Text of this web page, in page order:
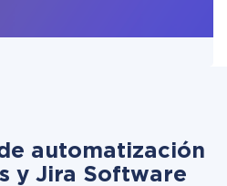
automatización
y Jira Software